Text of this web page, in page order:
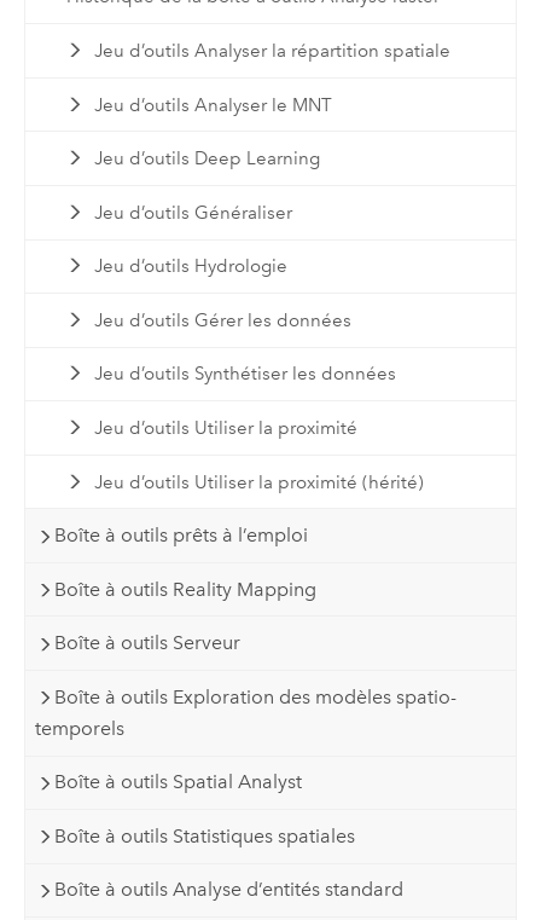
Jeu d’outils Analyser la répartition spatiale
Jeu d’outils Analyser le MNT
Jeu d’outils Deep Learning
Jeu d’outils Généraliser
Jeu d’outils Hydrologie
Jeu d’outils Gérer les données
Jeu d’outils Synthétiser les données
Jeu d’outils Utiliser la proximité
Jeu d’outils Utiliser la proximité (hérité)
Boîte à outils prêts à l’emploi
Boîte à outils Reality Mapping
Boîte à outils Serveur
Boîte à outils Exploration des modèles spatio-
temporels
Boîte à outils Spatial Analyst
Boîte à outils Statistiques spatiales
Boîte à outils Analyse d’entités standard